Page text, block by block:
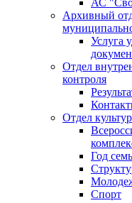
АС
Архивный
Услуга
Отдел
контроля
Отдел
Год
Спорт